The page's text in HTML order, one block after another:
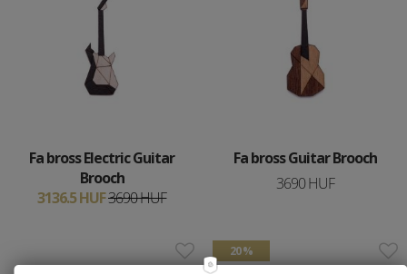
Fa bross Electric Guitar
Brooch
3136.5 HUF3690 HUF
Fa bross Guitar Brooch
3690 HUF
20 %